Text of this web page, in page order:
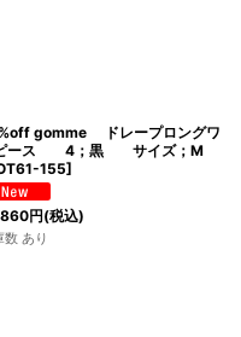
gomme ドレープロングワ
ース 4；黒 サイズ；M
155]
円(税込)
数 あり